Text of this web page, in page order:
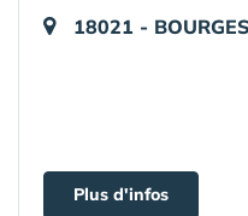
18021 -
Plus d'infos